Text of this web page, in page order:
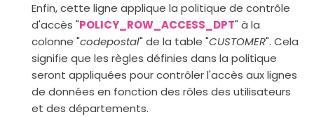
Enfin, cette ligne applique la politique de contrôle
d'accès "POLICY_ROW_ACCESS_DPT" à la
colonne "codepostal" de la table "CUSTOMER". Cela
signifie que les règles définies dans la politique
seront appliquées pour contrôler l'accès aux lignes
de données en fonction des rôles des utilisateurs
et des départements.